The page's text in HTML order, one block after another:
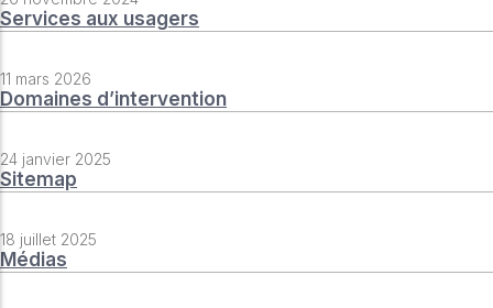
Services aux usagers
11 mars 2026
Domaines d’intervention
24 janvier 2025
Sitemap
18 juillet 2025
Médias